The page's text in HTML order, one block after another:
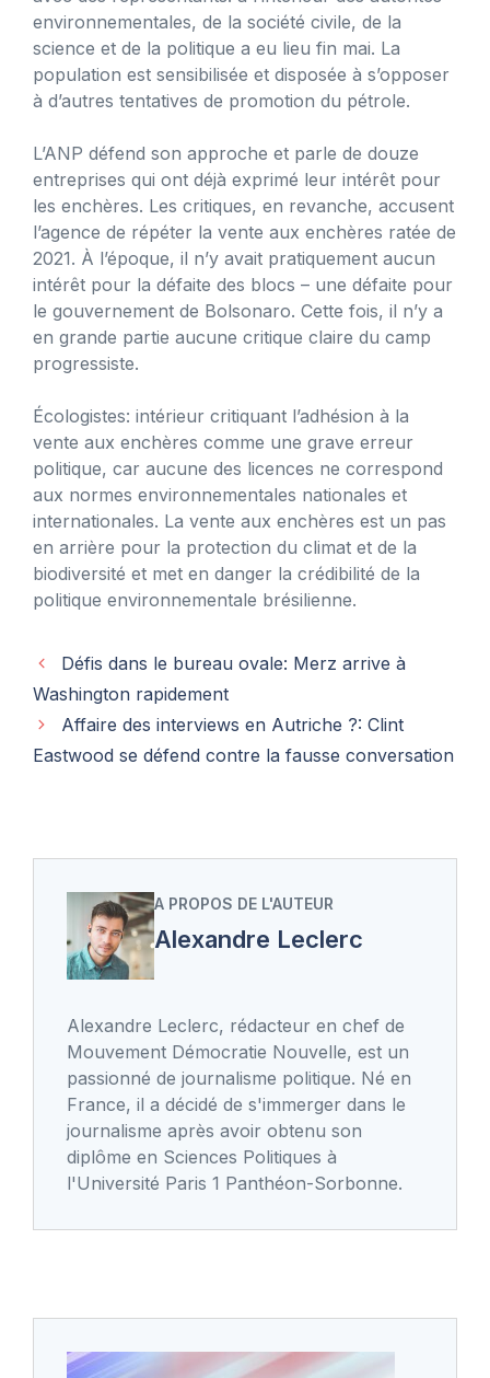
environnementales, de la société civile, de la
science et de la politique a eu lieu fin mai. La
population est sensibilisée et disposée à s’opposer
à d’autres tentatives de promotion du pétrole.
L’ANP défend son approche et parle de douze
entreprises qui ont déjà exprimé leur intérêt pour
les enchères. Les critiques, en revanche, accusent
l’agence de répéter la vente aux enchères ratée de
2021. À l’époque, il n’y avait pratiquement aucun
intérêt pour la défaite des blocs – une défaite pour
le gouvernement de Bolsonaro. Cette fois, il n’y a
en grande partie aucune critique claire du camp
progressiste.
Écologistes: intérieur critiquant l’adhésion à la
vente aux enchères comme une grave erreur
politique, car aucune des licences ne correspond
aux normes environnementales nationales et
internationales. La vente aux enchères est un pas
en arrière pour la protection du climat et de la
biodiversité et met en danger la crédibilité de la
politique environnementale brésilienne.
Défis dans le bureau ovale: Merz arrive à
Washington rapidement
Affaire des interviews en Autriche ?: Clint
Eastwood se défend contre la fausse conversation
A PROPOS DE L'AUTEUR
Alexandre Leclerc
Alexandre Leclerc, rédacteur en chef de
Mouvement Démocratie Nouvelle, est un
passionné de journalisme politique. Né en
France, il a décidé de s'immerger dans le
journalisme après avoir obtenu son
diplôme en Sciences Politiques à
l'Université Paris 1 Panthéon-Sorbonne.